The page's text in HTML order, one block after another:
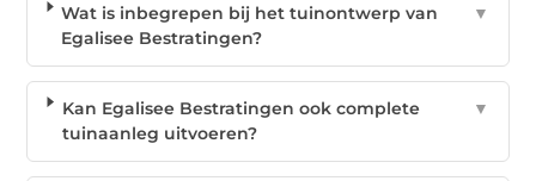
Wat is inbegrepen bij het tuinontwerp van
Egalisee Bestratingen?
▼
Kan Egalisee Bestratingen ook complete
tuinaanleg uitvoeren?
▼